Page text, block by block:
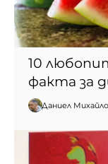
10
факта за
Даниел